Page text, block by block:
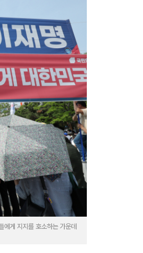
에게 지지를 호소하는 가운데